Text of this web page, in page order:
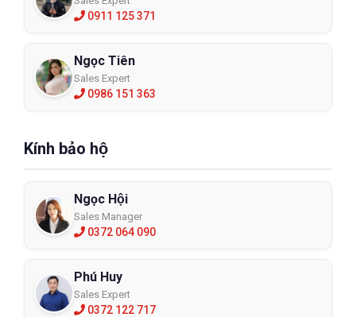
0911 125 371
Ngọc Tiên
Sales Expert
0986 151 363
Kính bảo hộ
Ngọc Hội
Sales Manager
0372 064 090
Phú Huy
Sales Expert
0372 122 717